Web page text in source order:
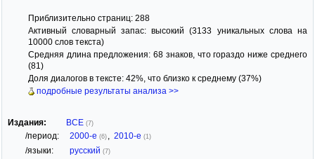
Приблизительно страниц: 288
Активный словарный запас: высокий (3133 уникальных слова на
10000 слов текста)
Средняя длина предложения: 68 знаков, что гораздо ниже среднего
(81)
Доля диалогов в тексте: 42%, что близко к среднему (37%)
подробные результаты анализа >>
Издания: ВСЕ (7)
/период: 2000-е (6) 2010-е (1)
/языки: русский (7)